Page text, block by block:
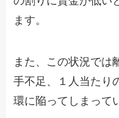
ます。
また、この状況では
手不足、１人当たり
環に陥ってしまって